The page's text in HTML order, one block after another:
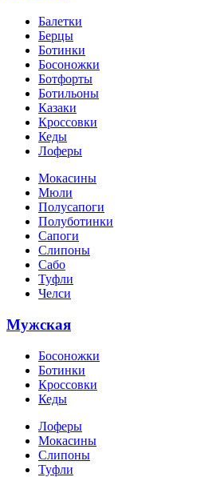
Балетки
Берцы
Ботинки
Босоножки
Ботфорты
Ботильоны
Казаки
Кроссовки
Кеды
Лоферы
Мокасины
Мюли
Полусапоги
Полуботинки
Сапоги
Слипоны
Сабо
Туфли
Челси
Мужская
Босоножки
Ботинки
Кроссовки
Кеды
Лоферы
Мокасины
Слипоны
Туфли